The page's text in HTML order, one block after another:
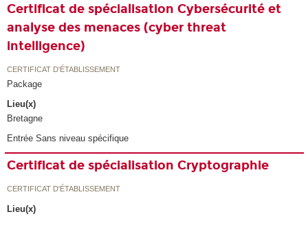
Certificat de spécialisation Cybersécurité et
analyse des menaces (cyber threat
intelligence)
CERTIFICAT D'ÉTABLISSEMENT
Package
Lieu(x)
Bretagne
Entrée Sans niveau spécifique
Certificat de spécialisation Cryptographie
CERTIFICAT D'ÉTABLISSEMENT
Lieu(x)